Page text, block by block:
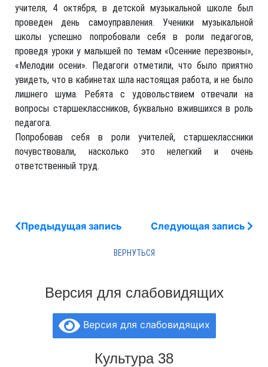
учителя, 4 октября, в детской музыкальной школе был
проведен день самоуправления. Ученики музыкальной
школы успешно попробовали себя в роли педагогов,
проведя уроки у малышей по темам «Осенние перезвоны»,
«Мелодии осени». Педагоги отметили, что было приятно
увидеть, что в кабинетах шла настоящая работа, и не было
лишнего шума. Ребята с удовольствием отвечали на
вопросы старшеклассников, буквально вжившихся в роль
педагога.
Попробовав себя в роли учителей, старшеклассники
почувствовали, насколько это нелегкий и очень
ответственный труд.
Предыдущая запись Следующая запись
Версия для слабовидящих
Версия для слабовидящих
Культура 38